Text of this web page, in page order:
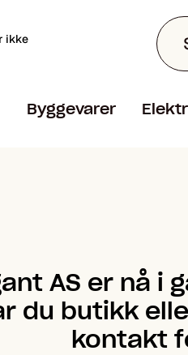
ikke
Byggevarer
AS er nå i
du butikk
kontakt